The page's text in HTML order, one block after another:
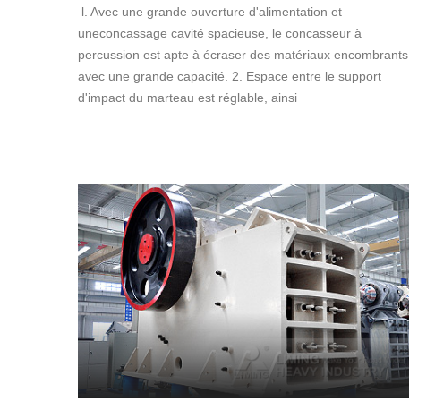
l. Avec une grande ouverture d'alimentation et
uneconcassage cavité spacieuse, le concasseur à
percussion est apte à écraser des matériaux encombrants
avec une grande capacité. 2. Espace entre le support
d'impact du marteau est réglable, ainsi